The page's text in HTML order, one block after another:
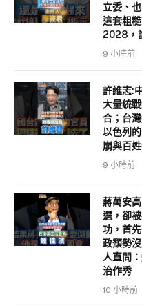
立委、
這套粗
2028，
9 小時前
許維志:
大量統
合；台
以色列
崩與百
9 小時前
蔣萬安
選，卻
功，首
政頹勢
人直問
治作秀
10 小時前